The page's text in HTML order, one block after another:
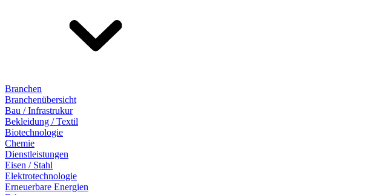
Branchen
Branchenübersicht
Bau / Infrastrukur
Bekleidung / Textil
Biotechnologie
Chemie
Dienstleistungen
Eisen / Stahl
Elektrotechnologie
Erneuerbare Energien